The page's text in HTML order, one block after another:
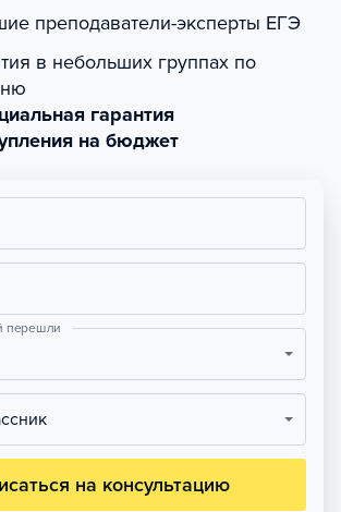
преподаватели-эксперты ЕГЭ
в небольших группах по
гарантия
на бюджет
перешли
на консультацию